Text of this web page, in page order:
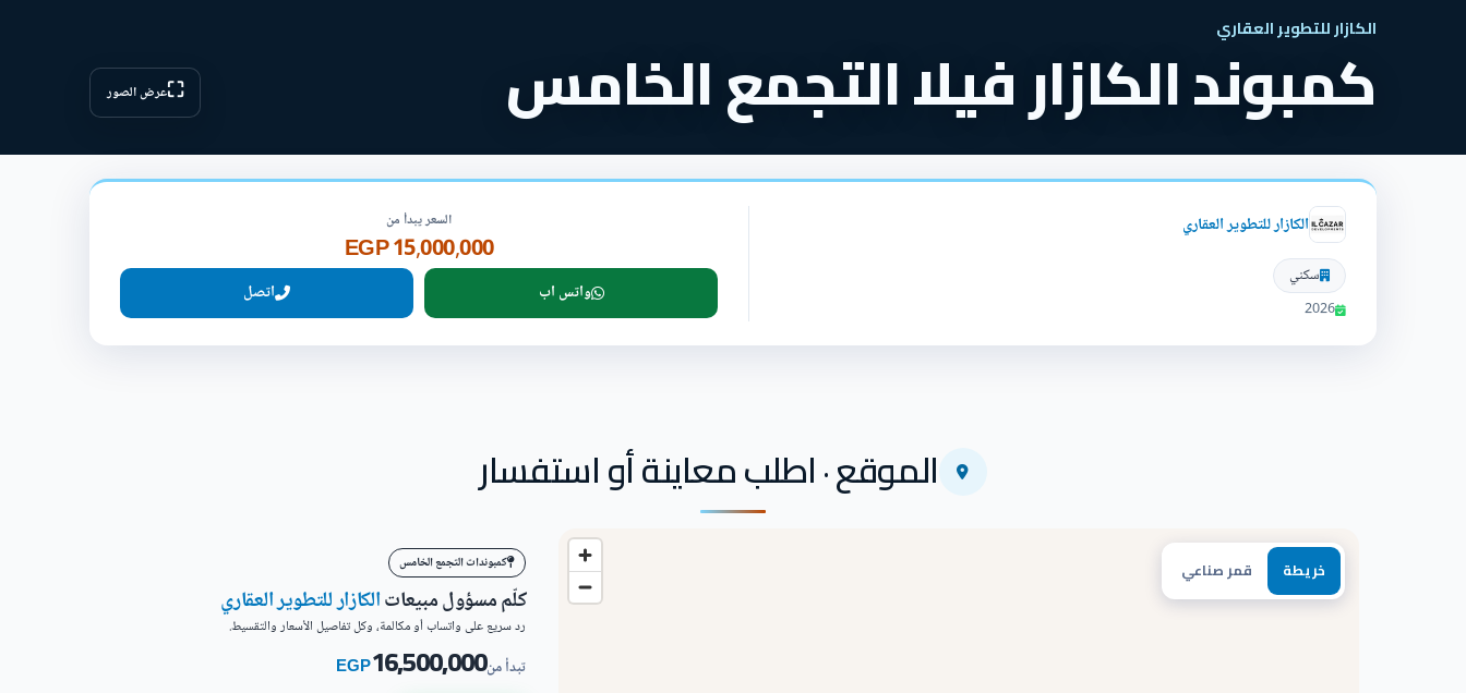
الكازار للتطوير العقاري
كمبوند الكازار فيلا التجمع الخامس ⛶عرض الصور
الكازار للتطوير العقاري
سكني
2026
السعر يبدأ من
15,000,000 EGP
واتس اب اتصل
الموقع · اطلب معاينة أو استفسار
خريطة قمر صناعي كمبوندات التجمع الخامس
كلّم مسؤول مبيعاتالكازار للتطوير العقاري
رد سريع على واتساب أو مكالمة، وكل تفاصيل الأسعار والتقسيط.
تبدأ من16,500,000
EGP